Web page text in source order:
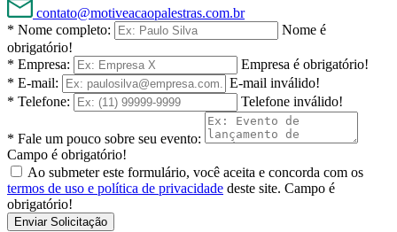
contato@motiveacaopalestras.com.br
* Nome completo:
Nome é
obrigatório!
* Empresa:
Empresa é obrigatório!
* E-mail:
E-mail inválido!
* Telefone:
Telefone inválido!
* Fale um pouco sobre seu evento:
Campo é obrigatório!
Ao submeter este formulário, você aceita e concorda com os
termos de uso e política de privacidade deste site. Campo é
obrigatório!
Enviar Solicitação